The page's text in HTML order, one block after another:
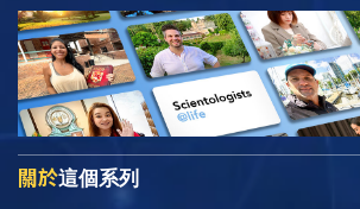
關於這個系列